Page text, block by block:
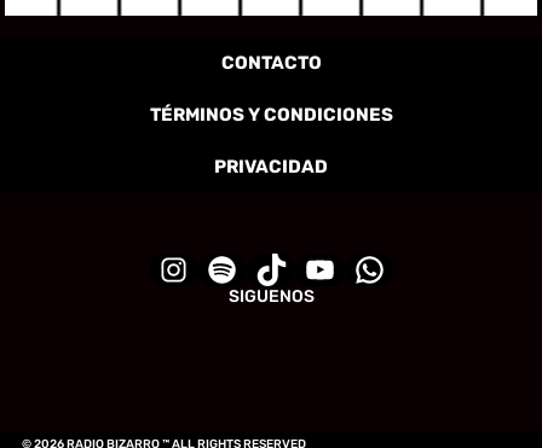
CONTACTO
TÉRMINOS Y CONDICIONES
PRIVACIDAD
SIGUENOS
© 2026 RADIO BIZARRO ™ ALL RIGHTS RESERVED